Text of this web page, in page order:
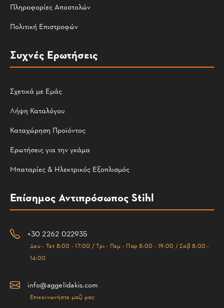
Πληροφορίες Αποστολών
Πολιτική Επιστροφών
Συχνές Ερωτήσεις
Σχετικά με Εμάς
Λήψη Καταλόγου
Καταχώρηση Προϊόντος
Ερωτήσεις για την γκάμα
Μπαταρίες & Ηλεκτρικός Εξοπλισμός
Επίσημος Αντιπρόσωπος Stihl
+30 2262 022935
Δευ - Τετ 8:00 - 17:00 / Τρι - Πεμ - Παρ 8:00 - 19:00 / Σαβ 8:00 -
14:00
info@aggelidakis.com
Επικοινωνήστε μαζί μας